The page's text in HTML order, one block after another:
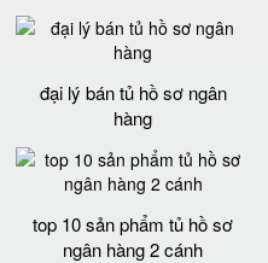
đại lý bán tủ hồ sơ ngân
hàng
top 10 sản phẩm tủ hồ sơ
ngân hàng 2 cánh